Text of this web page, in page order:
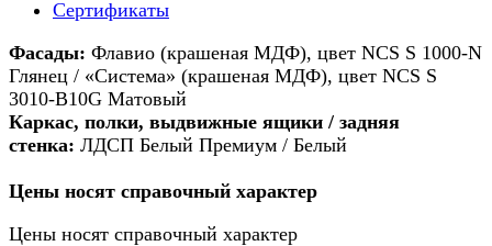
Сертификаты
Фасады: Флавио (крашеная МДФ), цвет NCS S 1000-N
Глянец / «Система» (крашеная МДФ), цвет NCS S
3010-B10G Матовый
Каркас, полки, выдвижные ящики / задняя
стенка: ЛДСП Белый Премиум / Белый
Цены носят справочный характер
Цены носят справочный характер